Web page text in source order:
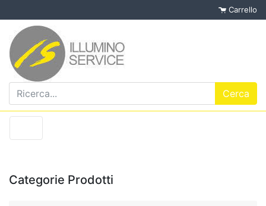
Carrello
Categorie Prodotti